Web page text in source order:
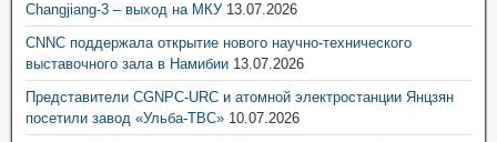
Changjiang-3 – выход на МКУ 13.07.2026
CNNC поддержала открытие нового научно-технического
выставочного зала в Намибии 13.07.2026
Представители CGNPC-URC и атомной электростанции Янцзян
посетили завод «Ульба-ТВС» 10.07.2026